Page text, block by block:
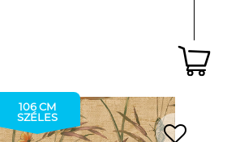
106 CM
SZÉLES